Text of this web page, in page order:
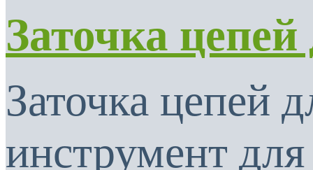
Заточка
Заточка цепей
инструмент